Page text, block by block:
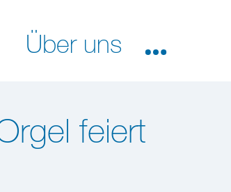
Über uns
feiert